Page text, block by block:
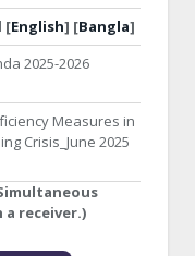
[English] [Bangla]
2025-2026
Measures in
Crisis_June 2025
receiver.)